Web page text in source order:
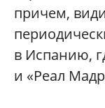
причем,
в Испанию,
и «Реал